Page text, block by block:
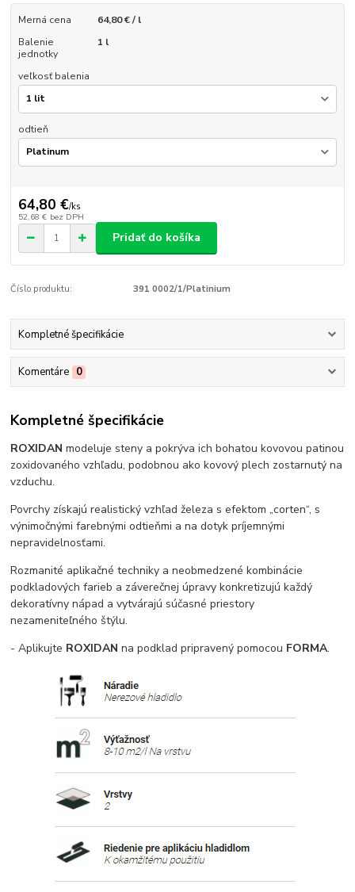
Merná cena
64,80 € / l
Balenie
jednotky
1 l
veľkosť balenia
odtieň
64,80 €/ks
52,68 € bez DPH
Pridať do košíka
Číslo produktu: 391 0002/1/Platinium
Kompletné špecifikácie
Komentáre 0
Kompletné špecifikácie
ROXIDAN modeluje steny a pokrýva ich bohatou kovovou patinou
zoxidovaného vzhľadu, podobnou ako kovový plech zostarnutý na
vzduchu.
Povrchy získajú realistický vzhľad železa s efektom „corten“, s
výnimočnými farebnými odtieňmi a na dotyk príjemnými
nepravidelnosťami.
Rozmanité aplikačné techniky a neobmedzené kombinácie
podkladových farieb a záverečnej úpravy konkretizujú každý
dekoratívny nápad a vytvárajú súčasné priestory
nezameniteľného štýlu.
- Aplikujte ROXIDAN na podklad pripravený pomocou FORMA.